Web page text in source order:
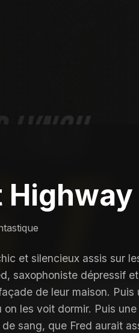
Highway
et silencieux assis sur
saxophoniste dépressif
de leur maison.
on les voit dormir. Puis
sang, que Fred aurait